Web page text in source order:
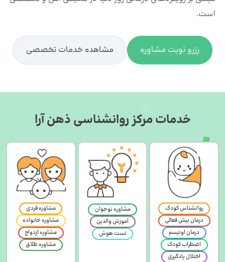
است.
رزرو نوبت مشاوره مشاهده خدمات تخصصی
خدمات مرکز روانشناسی ذهن آرا
روانشناس کودک
درمان بیش فعالی
درمان اوتیسم
اضطراب کودک
اختلال یادگیری
مشاوره نوجوان
آموزش والدین
تست هوش
مشاوره فردی
مشاوره خانواده
مشاوره ازدواج
مشاوره طلاق